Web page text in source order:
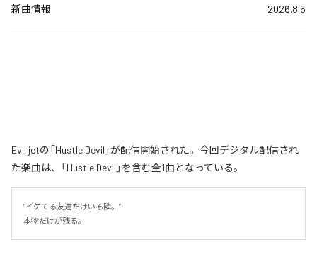
新曲情報 2026.8.6
Evil jetの「Hustle Devil」が配信開始された。今回デジタル配信され
た楽曲は、「Hustle Devil」を含む全1曲となっている。
“イケてる友達だけいる隣。”
本物だけが残る。